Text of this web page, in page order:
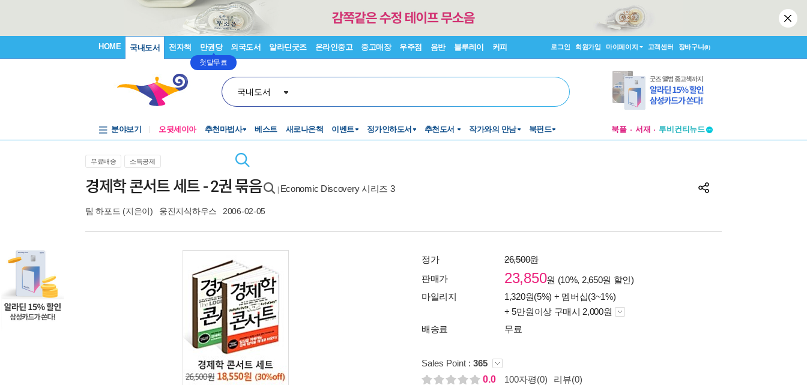
HOME 국내도서 전자책 만권당
첫달무료
외국도서 알라딘굿즈 온라인중고 중고매장 우주점 음반 블루레이 커피 로그인 회원가입 마이페이지 고객센터 장바구니(0)
국내도서
분야보기 오뒷세이아 추천마법사 베스트 새로나온책 이벤트 정가인하도서 추천도서 작가와의 만남 북펀드 북플 서재
투비컨티뉴드
무료배송 소득공제
경제학 콘서트 세트 - 2권 묶음 Economic Discovery 시리즈 3
팀 하포드 (지은이) 웅진지식하우스 2006-02-05
정가
26,500원
판매가
23,850원 (10%, 2,650원 할인)
마일리지
1,320원(5%) + 멤버십(3~1%)
+ 5만원이상 구매시 2,000원
배송료
무료
Sales Point : 365
0.0
100자평(0) 리뷰(0)